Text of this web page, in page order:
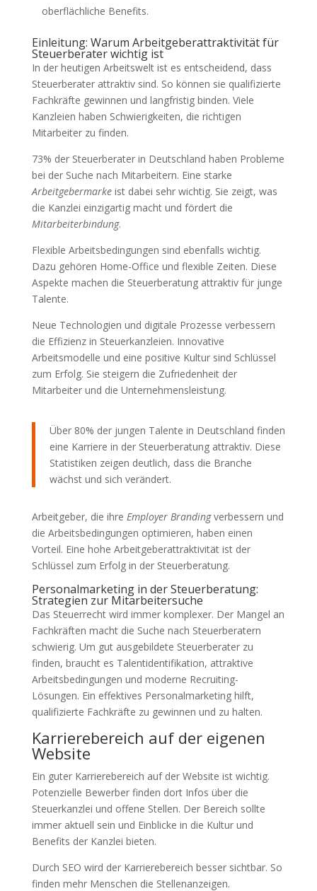
oberflächliche Benefits.
Einleitung: Warum Arbeitgeberattraktivität für
Steuerberater wichtig ist
In der heutigen Arbeitswelt ist es entscheidend, dass
Steuerberater attraktiv sind. So können sie qualifizierte
Fachkräfte gewinnen und langfristig binden. Viele
Kanzleien haben Schwierigkeiten, die richtigen
Mitarbeiter zu finden.
73% der Steuerberater in Deutschland haben Probleme
bei der Suche nach Mitarbeitern. Eine starke
Arbeitgebermarkeist dabei sehr wichtig. Sie zeigt, was
die Kanzlei einzigartig macht und fördert die
Mitarbeiterbindung.
Flexible Arbeitsbedingungen sind ebenfalls wichtig.
Dazu gehören Home-Office und flexible Zeiten. Diese
Aspekte machen die Steuerberatung attraktiv für junge
Talente.
Neue Technologien und digitale Prozesse verbessern
die Effizienz in Steuerkanzleien. Innovative
Arbeitsmodelle und eine positive Kultur sind Schlüssel
zum Erfolg. Sie steigern die Zufriedenheit der
Mitarbeiter und die Unternehmensleistung.
Über 80% der jungen Talente in Deutschland finden
eine Karriere in der Steuerberatung attraktiv. Diese
Statistiken zeigen deutlich, dass die Branche
wächst und sich verändert.
Arbeitgeber, die ihre Employer Brandingverbessern und
die Arbeitsbedingungen optimieren, haben einen
Vorteil. Eine hohe Arbeitgeberattraktivität ist der
Schlüssel zum Erfolg in der Steuerberatung.
Personalmarketing in der Steuerberatung:
Strategien zur Mitarbeitersuche
Das Steuerrecht wird immer komplexer. Der Mangel an
Fachkräften macht die Suche nach Steuerberatern
schwierig. Um gut ausgebildete Steuerberater zu
finden, braucht es Talentidentifikation, attraktive
Arbeitsbedingungen und moderne Recruiting-
Lösungen. Ein effektives Personalmarketing hilft,
qualifizierte Fachkräfte zu gewinnen und zu halten.
Karrierebereich auf der eigenen
Website
Ein guter Karrierebereich auf der Website ist wichtig.
Potenzielle Bewerber finden dort Infos über die
Steuerkanzlei und offene Stellen. Der Bereich sollte
immer aktuell sein und Einblicke in die Kultur und
Benefits der Kanzlei bieten.
Durch SEO wird der Karrierebereich besser sichtbar. So
finden mehr Menschen die Stellenanzeigen.